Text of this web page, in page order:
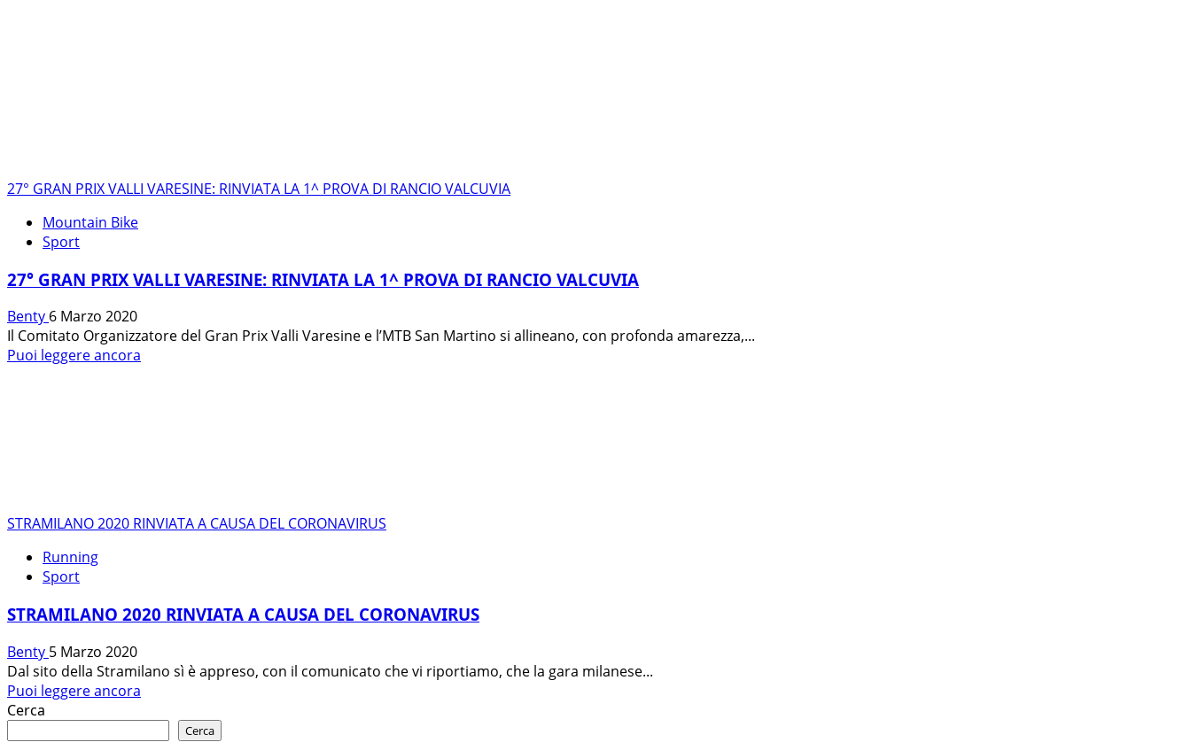
27° GRAN PRIX VALLI VARESINE: RINVIATA LA 1^ PROVA DI RANCIO VALCUVIA
Mountain Bike
Sport
27° GRAN PRIX VALLI VARESINE: RINVIATA LA 1^ PROVA DI RANCIO VALCUVIA
Benty 6 Marzo 2020
Il Comitato Organizzatore del Gran Prix Valli Varesine e l’MTB San Martino si allineano, con profonda amarezza,...
Puoi leggere ancora
RINVIATA
DI
RANCIO
STRAMILANO 2020 RINVIATA A CAUSA DEL CORONAVIRUS
Running
Sport
STRAMILANO 2020 RINVIATA A CAUSA DEL CORONAVIRUS
Benty 5 Marzo 2020
Dal sito della Stramilano sì è appreso, con il comunicato che vi riportiamo, che la gara milanese...
Puoi leggere ancora
Cerca
Cerca